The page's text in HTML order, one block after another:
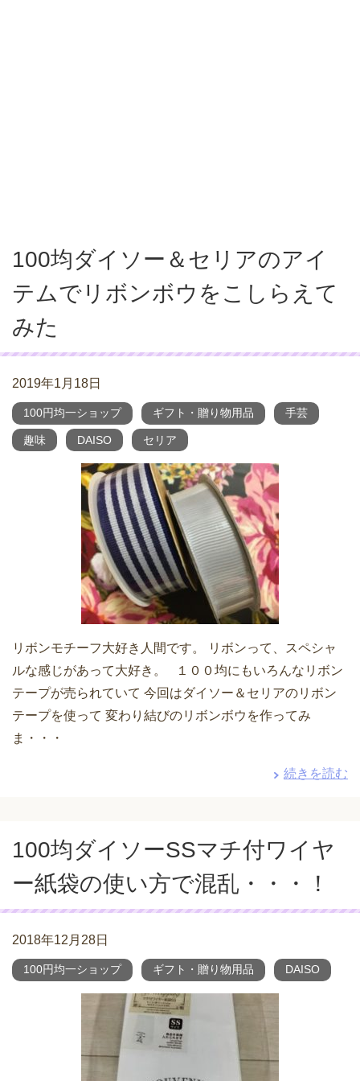
100均ダイソー＆セリアのアイ
テムでリボンボウをこしらえて
みた
2019年1月18日
100円均一ショップ ギフト・贈り物用品 手芸
趣味 DAISO セリア
リボンモチーフ大好き人間です。 リボンって、スペシャ
ルな感じがあって大好き。 １００均にもいろんなリボン
テープが売られていて 今回はダイソー＆セリアのリボン
テープを使って 変わり結びのリボンボウを作ってみ
ま・・・
続きを読む
100均ダイソーSSマチ付ワイヤ
ー紙袋の使い方で混乱・・・！
2018年12月28日
100円均一ショップ ギフト・贈り物用品 DAISO